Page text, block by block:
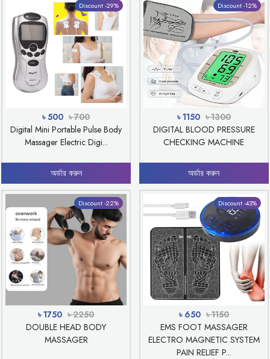
Discount -29%
৳ 500 ৳ 700
Digital Mini Portable Pulse Body
Massager Electric Digi...
অর্ডার করুন
Discount -12%
৳ 1150 ৳ 1300
DIGITAL BLOOD PRESSURE
CHECKING MACHINE
অর্ডার করুন
Discount -22%
৳ 1750 ৳ 2250
DOUBLE HEAD BODY
MASSAGER
Discount -43%
৳ 650 ৳ 1150
EMS FOOT MASSAGER
ELECTRO MAGNETIC SYSTEM
PAIN RELIEF P...